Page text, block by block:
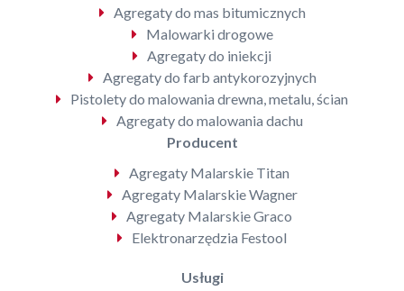
Agregaty do mas bitumicznych
Malowarki drogowe
Agregaty do iniekcji
Agregaty do farb antykorozyjnych
Pistolety do malowania drewna, metalu, ścian
Agregaty do malowania dachu
Producent
Agregaty Malarskie Titan
Agregaty Malarskie Wagner
Agregaty Malarskie Graco
Elektronarzędzia Festool
Usługi